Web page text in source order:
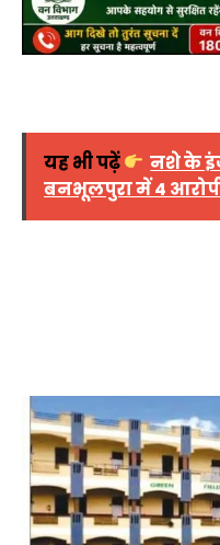
यह भी पढ़ें
नशे के
बनभूलपुरा में 4